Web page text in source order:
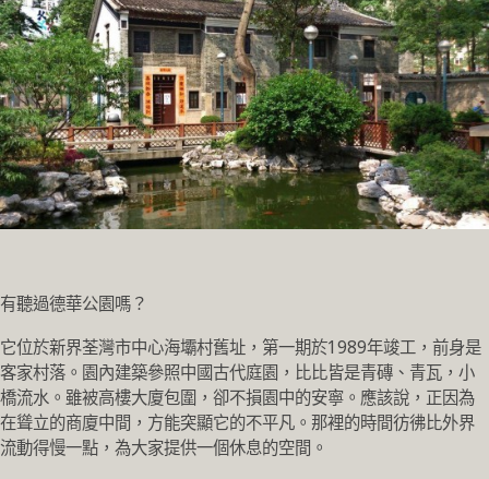
有聽過德華公園嗎？
它位於新界荃灣市中心海壩村舊址，第一期於1989年竣工，前身是
客家村落。園內建築參照中國古代庭園，比比皆是青磚、青瓦，小
橋流水。雖被高樓大廈包圍，卻不損園中的安寧。應該說，正因為
在聳立的商廈中間，方能突顯它的不平凡。那裡的時間彷彿比外界
流動得慢一點，為大家提供一個休息的空間。